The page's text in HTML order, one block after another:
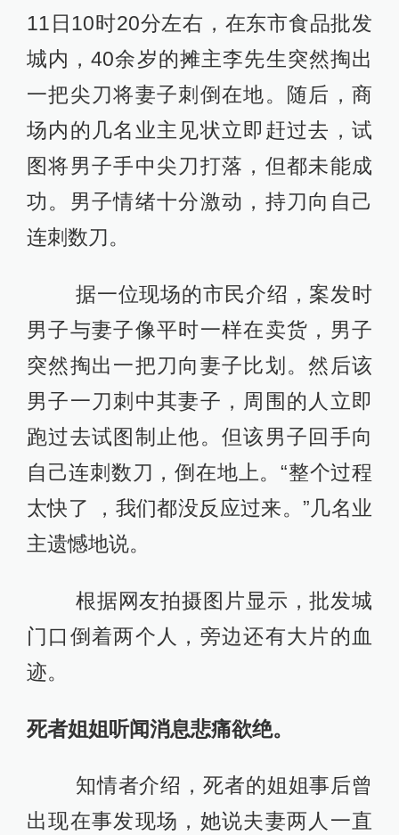
11日10时20分左右，在东市食品批发
城内，40余岁的摊主李先生突然掏出
一把尖刀将妻子刺倒在地。随后，商
场内的几名业主见状立即赶过去，试
图将男子手中尖刀打落，但都未能成
功。男子情绪十分激动，持刀向自己
连刺数刀。
据一位现场的市民介绍，案发时
男子与妻子像平时一样在卖货，男子
突然掏出一把刀向妻子比划。然后该
男子一刀刺中其妻子，周围的人立即
跑过去试图制止他。但该男子回手向
自己连刺数刀，倒在地上。“整个过程
太快了 ，我们都没反应过来。”几名业
主遗憾地说。
根据网友拍摄图片显示，批发城
门口倒着两个人，旁边还有大片的血
迹。
死者姐姐听闻消息悲痛欲绝。
知情者介绍，死者的姐姐事后曾
出现在事发现场，她说夫妻两人一直